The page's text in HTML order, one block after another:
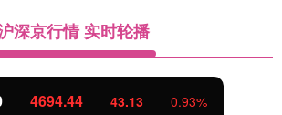
深京行情 实时轮播
1134.24 11.37 1.01%